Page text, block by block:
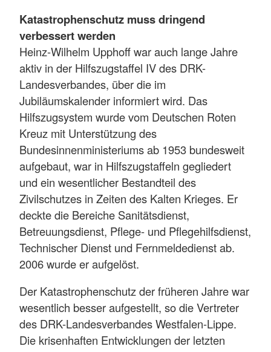
Katastrophenschutz muss dringend
verbessert werden
Heinz-Wilhelm Upphoff war auch lange Jahre
aktiv in der Hilfszugstaffel IV des DRK-
Landesverbandes, über die im
Jubiläumskalender informiert wird. Das
Hilfszugsystem wurde vom Deutschen Roten
Kreuz mit Unterstützung des
Bundesinnenministeriums ab 1953 bundesweit
aufgebaut, war in Hilfszugstaffeln gegliedert
und ein wesentlicher Bestandteil des
Zivilschutzes in Zeiten des Kalten Krieges. Er
deckte die Bereiche Sanitätsdienst,
Betreuungsdienst, Pflege- und Pflegehilfsdienst,
Technischer Dienst und Fernmeldedienst ab.
2006 wurde er aufgelöst.
Der Katastrophenschutz der früheren Jahre war
wesentlich besser aufgestellt, so die Vertreter
des DRK-Landesverbandes Westfalen-Lippe.
Die krisenhaften Entwicklungen der letzten